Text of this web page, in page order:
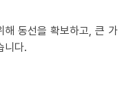
동선을 확보하고, 큰 가
니다.